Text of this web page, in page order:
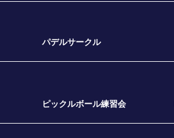
パデルサークル
ピックルボール練習会